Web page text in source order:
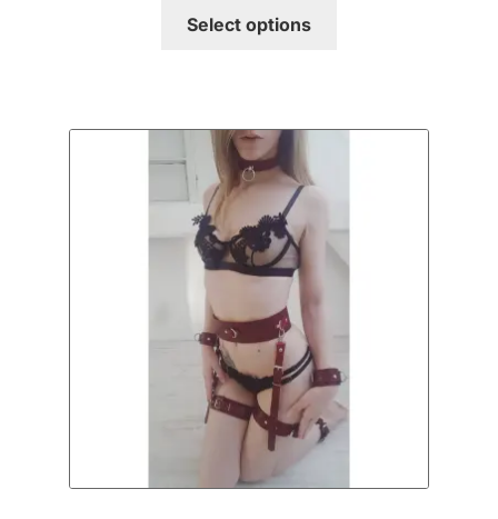
Select options